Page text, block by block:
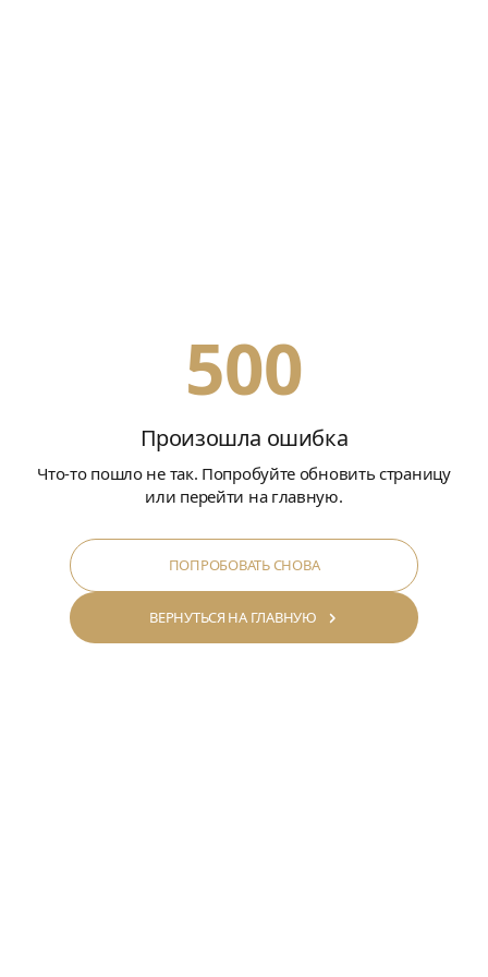
500
Произошла ошибка
Что-то пошло не так. Попробуйте обновить страницу
или перейти на главную.
ПОПРОБОВАТЬ СНОВА
ВЕРНУТЬСЯ НА ГЛАВНУЮ